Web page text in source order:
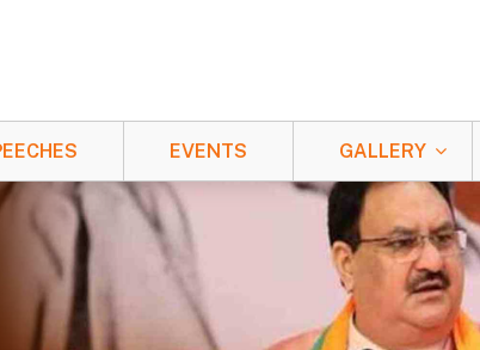
EVENTS GALLERY